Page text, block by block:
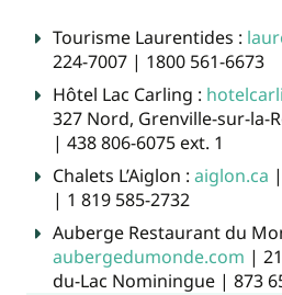
Tourisme Laurentides :
224-7007 | 1800 561-6673
Hôtel Lac Carling :
327 Nord, Grenville-sur-la-
| 438 806-6075 ext. 1
Chalets L’Aiglon : aiglon.ca
| 1 819 585-2732
Auberge Restaurant du
aubergedumonde.com |
du-Lac Nominingue | 873